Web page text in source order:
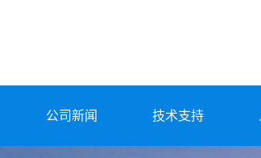
公司新闻 技术支持